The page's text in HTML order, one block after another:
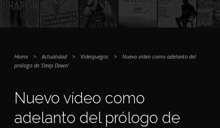
Home > Actualidad > Videojuegos >
Nuevo vídeo como adelanto del
prólogo de ‘Deep Down’
Nuevo vídeo como
adelanto del prólogo de